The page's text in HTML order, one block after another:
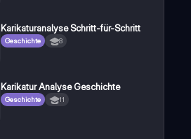
Karikaturanalyse Schritt-für-Schritt
Geschichte 8
Karikatur Analyse Geschichte
Geschichte 11